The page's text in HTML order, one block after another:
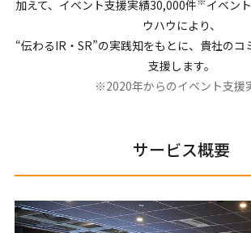
加えて、イベント支援実績30,000件
イベン
ウハウにより、
“伝わるIR・SR”の実践知をもとに、貴社のコ
支援します。
※2020年からのイベント支援
サービス概要